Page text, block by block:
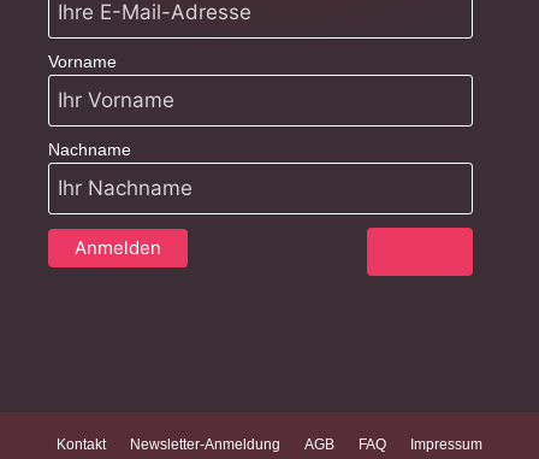
Vorname
Nachname
Kontakt Newsletter-Anmeldung AGB FAQ Impressum